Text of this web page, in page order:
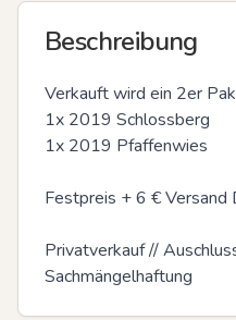
Beschreibung
Verkauft wird ein 2er
1x 2019 Schlossberg
1x 2019 Pfaffenwies
Festpreis + 6 € Versand
Privatverkauf //
Sachmängelhaftung